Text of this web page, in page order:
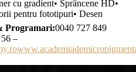
cu gradient• Sprâncene HD•
pentru fototipuri• Desen
Programari:0040 727 849
–